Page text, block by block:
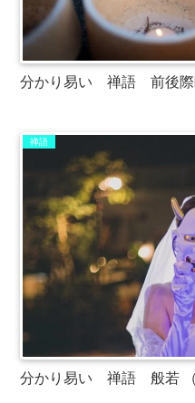
分かり易い 禅語 前後際
禅語
分かり易い 禅語 般若 （